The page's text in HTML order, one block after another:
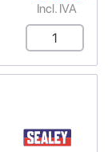
Incl. IVA